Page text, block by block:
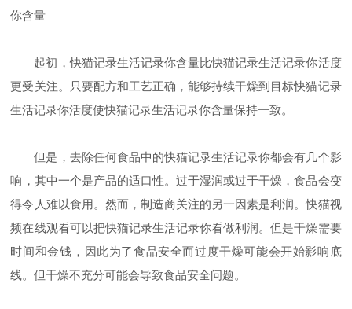
你含量
起初，快猫记录生活记录你含量比快猫记录生活记录你活度
更受关注。只要配方和工艺正确，能够持续干燥到目标快猫记录
生活记录你活度使快猫记录生活记录你含量保持一致。
但是，去除任何食品中的快猫记录生活记录你都会有几个影
响，其中一个是产品的适口性。过于湿润或过于干燥，食品会变
得令人难以食用。然而，制造商关注的另一因素是利润。快猫视
频在线观看可以把快猫记录生活记录你看做利润。但是干燥需要
时间和金钱，因此为了食品安全而过度干燥可能会开始影响底
线。但干燥不充分可能会导致食品安全问题。